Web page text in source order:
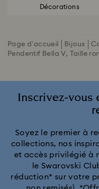
Décorations
Page d'accueil Bijoux
Pendentif Bella V, Taille
Inscrivez-vous
Soyez le premier à
collections, nos
et accès privilégié à
le Swarovski
réduction* sur votre